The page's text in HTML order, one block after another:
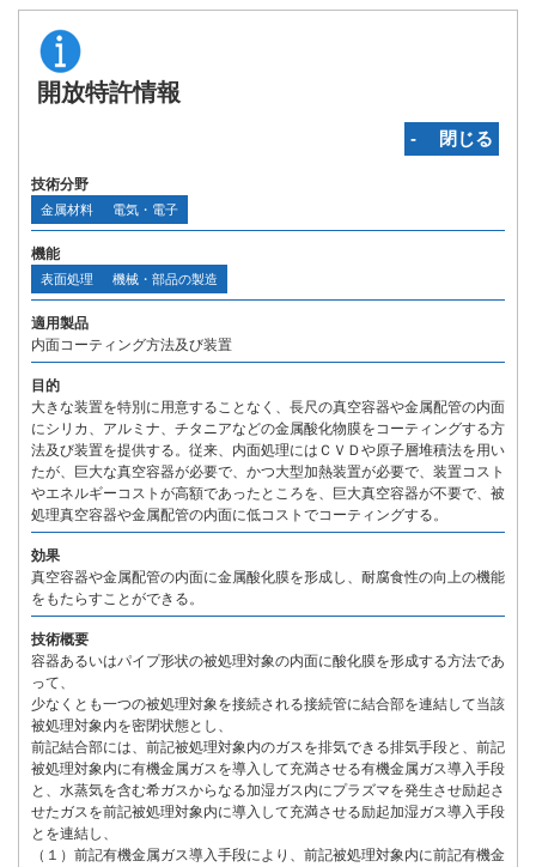
開放特許情報
‐ 閉じる
技術分野
金属材料 電気・電子
機能
表面処理 機械・部品の製造
適用製品
内面コーティング方法及び装置
目的
大きな装置を特別に用意することなく、長尺の真空容器や金属配管の内面
にシリカ、アルミナ、チタニアなどの金属酸化物膜をコーティングする方
法及び装置を提供する。従来、内面処理にはＣＶＤや原子層堆積法を用い
たが、巨大な真空容器が必要で、かつ大型加熱装置が必要で、装置コスト
やエネルギーコストが高額であったところを、巨大真空容器が不要で、被
処理真空容器や金属配管の内面に低コストでコーティングする。
効果
真空容器や金属配管の内面に金属酸化膜を形成し、耐腐食性の向上の機能
をもたらすことができる。
技術概要
容器あるいはパイプ形状の被処理対象の内面に酸化膜を形成する方法であ
って、
少なくとも一つの被処理対象を接続される接続管に結合部を連結して当該
被処理対象内を密閉状態とし、
前記結合部には、前記被処理対象内のガスを排気できる排気手段と、前記
被処理対象内に有機金属ガスを導入して充満させる有機金属ガス導入手段
と、水蒸気を含む希ガスからなる加湿ガス内にプラズマを発生させ励起さ
せたガスを前記被処理対象内に導入して充満させる励起加湿ガス導入手段
とを連結し、
（１）前記有機金属ガス導入手段により、前記被処理対象内に前記有機金